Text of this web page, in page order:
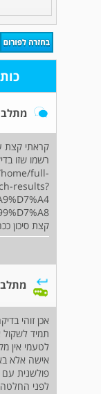
קראתי קצת
full-
results?
קצת סיכון
אכן זוהי
תמיד
לטעמי אין
אישה אלא
פולשנית
לפני החלטה